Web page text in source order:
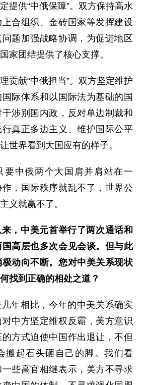
提供“中俄保障”。双方保持高水
合组织、金砖国家等发挥建设
题加强战略协调，为促进地区
家团结提供了核心支撑。
贡献“中俄担当”。双方坚定维护
际体系和以国际法为基础的国
涉别国内政，反对单边制裁和
真正多边主义、维护国际公平
世界看到大国应有的样子。
要中俄两个大国肩并肩站在一
，国际秩序就乱不了，世界公
义就赢不了。
，中美元首举行了两次通话和
高层也多次会见会谈。但与此
极动向不断。您对中美关系现状
找到正确的相处之道？
几年相比，今年的中美关系确实
中方坚定维权反霸，美方意识
方式迫使中国作出退让，不但
搬起石头砸自己的脚。我们看
些高官相继表示，美方不寻求